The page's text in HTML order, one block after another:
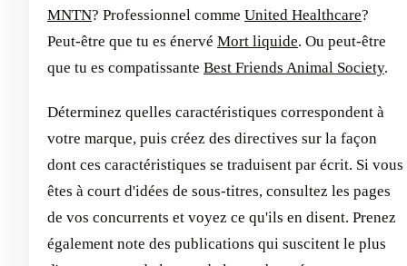
MNTN? Professionnel comme United Healthcare?
Peut-être que tu es énervé Mort liquide. Ou peut-être
que tu es compatissante Best Friends Animal Society.
Déterminez quelles caractéristiques correspondent à
votre marque, puis créez des directives sur la façon
dont ces caractéristiques se traduisent par écrit. Si vous
êtes à court d'idées de sous-titres, consultez les pages
de vos concurrents et voyez ce qu'ils en disent. Prenez
également note des publications qui suscitent le plus